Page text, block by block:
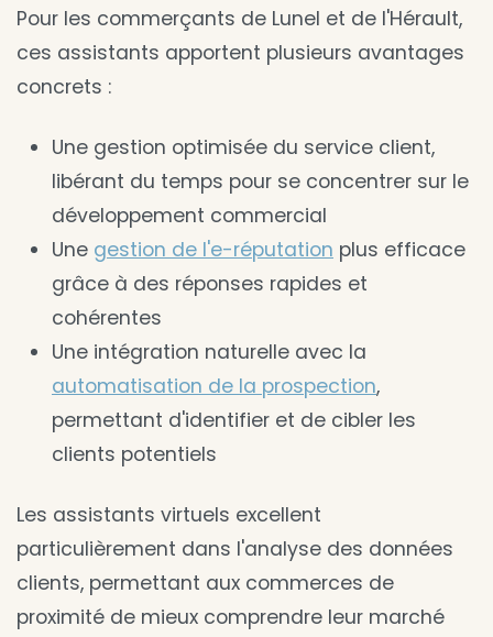
Pour les commerçants de Lunel et de l'Hérault,
ces assistants apportent plusieurs avantages
concrets :
Une gestion optimisée du service client,
libérant du temps pour se concentrer sur le
développement commercial
Une gestion de l'e-réputation plus efficace
grâce à des réponses rapides et
cohérentes
Une intégration naturelle avec la
automatisation de la prospection,
permettant d'identifier et de cibler les
clients potentiels
Les assistants virtuels excellent
particulièrement dans l'analyse des données
clients, permettant aux commerces de
proximité de mieux comprendre leur marché